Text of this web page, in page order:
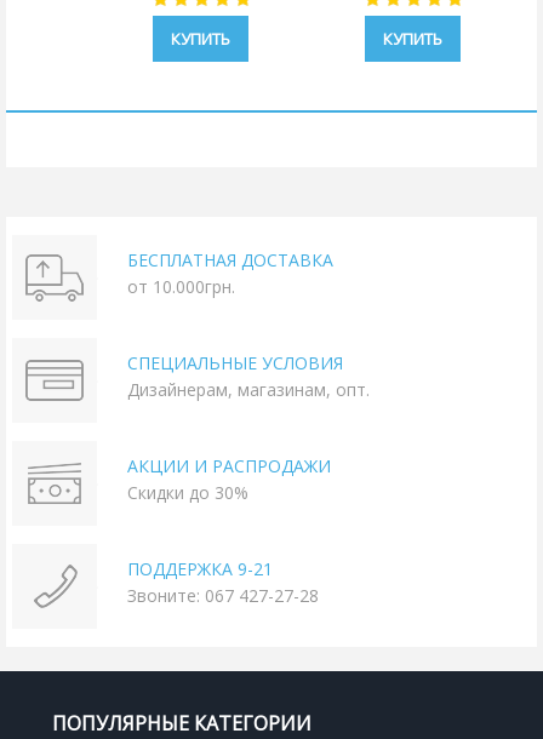
КУПИТЬ КУПИТЬ
БЕСПЛАТНАЯ ДОСТАВКА
от 10.000грн.
СПЕЦИАЛЬНЫЕ УСЛОВИЯ
Дизайнерам, магазинам, опт.
АКЦИИ И РАСПРОДАЖИ
Скидки до 30%
ПОДДЕРЖКА 9-21
Звоните: 067 427-27-28
ПОПУЛЯРНЫЕ КАТЕГОРИИ